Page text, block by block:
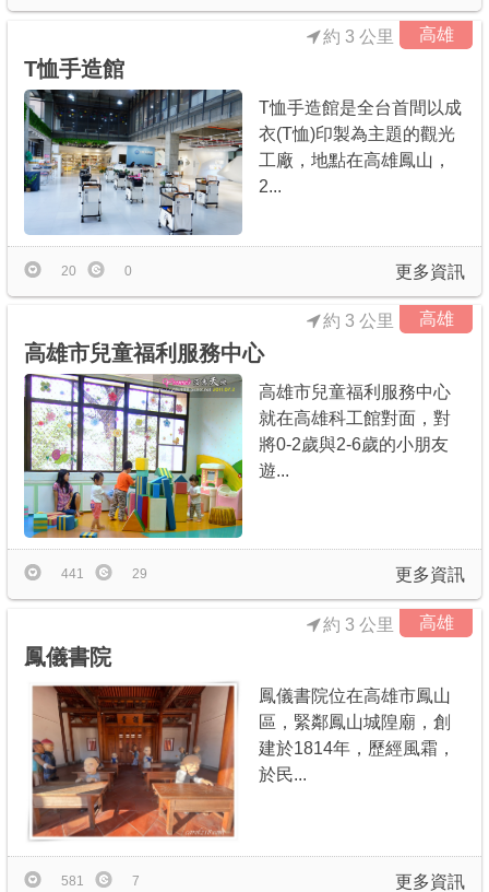
高雄
T恤手造館
約 3 公里
T恤手造館是全台首間以成
衣(T恤)印製為主題的觀光
工廠，地點在高雄鳳山，
2...
更多資訊
20 0
高雄
高雄市兒童福利服務中心
約 3 公里
高雄市兒童福利服務中心
就在高雄科工館對面，對
將0-2歲與2-6歲的小朋友
遊...
更多資訊
441 29
高雄
鳳儀書院
約 3 公里
鳳儀書院位在高雄市鳳山
區，緊鄰鳳山城隍廟，創
建於1814年，歷經風霜，
於民...
更多資訊
581 7